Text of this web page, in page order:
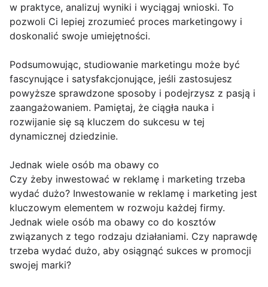
w praktyce, analizuj wyniki i wyciągaj wnioski. To
pozwoli Ci lepiej zrozumieć proces marketingowy i
doskonalić swoje umiejętności.
Podsumowując, studiowanie marketingu może być
fascynujące i satysfakcjonujące, jeśli zastosujesz
powyższe sprawdzone sposoby i podejrzysz z pasją i
zaangażowaniem. Pamiętaj, że ciągła nauka i
rozwijanie się są kluczem do sukcesu w tej
dynamicznej dziedzinie.
Jednak wiele osób ma obawy co
Czy żeby inwestować w reklamę i marketing trzeba
wydać dużo? Inwestowanie w reklamę i marketing jest
kluczowym elementem w rozwoju każdej firmy.
Jednak wiele osób ma obawy co do kosztów
związanych z tego rodzaju działaniami. Czy naprawdę
trzeba wydać dużo, aby osiągnąć sukces w promocji
swojej marki?